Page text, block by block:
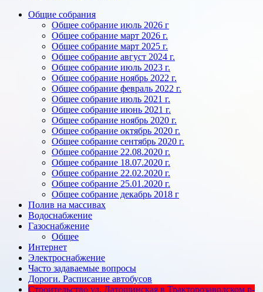
Общие собрания
Общее собрание июль 2026 г
Общее собрание март 2026 г.
Общее собрание март 2025 г.
Общее собрание август 2024 г.
Общее собрание июль 2023 г.
Общее собрание ноябрь 2022 г.
Общее собрание февраль 2022 г.
Общее собрание июль 2021 г.
Общее собрание июнь 2021 г.
Общее собрание ноябрь 2020 г.
Общее собрание октябрь 2020 г.
Общее собрание сентябрь 2020 г.
Общее собрание 22.08.2020 г.
Общее собрание 18.07.2020 г.
Общее собрание 22.02.2020 г.
Общее собрание 25.01.2020 г.
Общее собрание декабрь 2018 г
Полив на массивах
Водоснабжение
Газоснабжение
Общее
Интернет
Электроснабжение
Часто задаваемые вопросы
Дороги. Расписание автобусов
Строительство ул. Латошинская в Тракторозаводском р-